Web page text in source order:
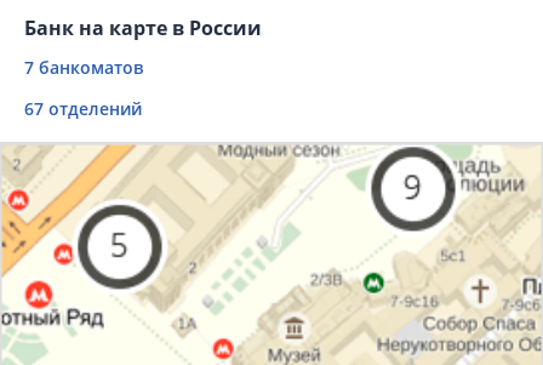
Банк на карте в России
7 банкоматов
67 отделений